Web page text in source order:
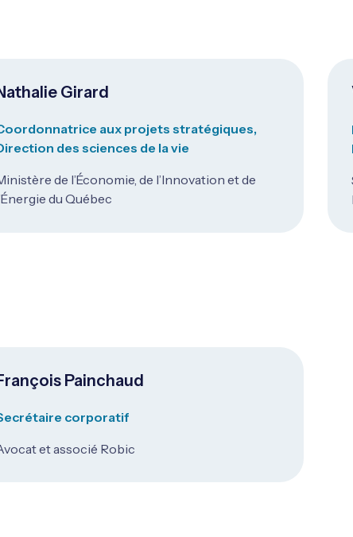
Girard
aux projets stratégiques,
des sciences de la vie
de l’Économie, de l’Innovation et de
du Québec
Painchaud
corporatif
et associé Robic